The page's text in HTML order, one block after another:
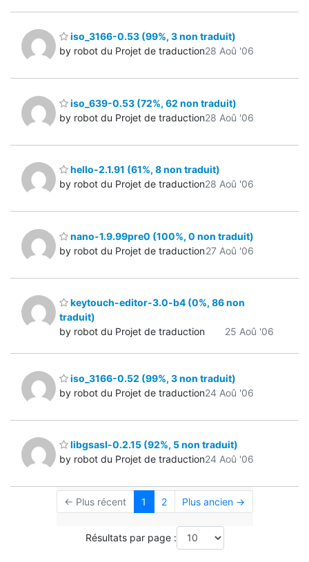
iso_3166-0.53 (99%, 3 non traduit)
by robot du Projet de traduction28 Aoû '06
iso_639-0.53 (72%, 62 non traduit)
by robot du Projet de traduction28 Aoû '06
hello-2.1.91 (61%, 8 non traduit)
by robot du Projet de traduction28 Aoû '06
nano-1.9.99pre0 (100%, 0 non traduit)
by robot du Projet de traduction27 Aoû '06
keytouch-editor-3.0-b4 (0%, 86 non
traduit)
by robot du Projet de traduction
25 Aoû '06
iso_3166-0.52 (99%, 3 non traduit)
by robot du Projet de traduction24 Aoû '06
libgsasl-0.2.15 (92%, 5 non traduit)
by robot du Projet de traduction24 Aoû '06
← Plus récent 1 2 Plus ancien →
Résultats par page :